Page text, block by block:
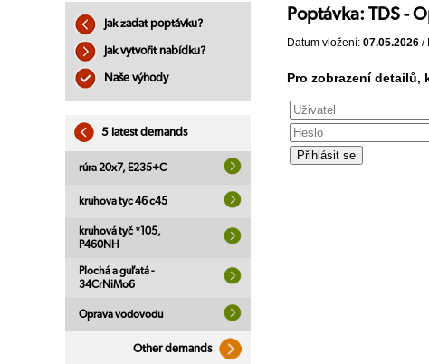
Jak zadat poptávku?
Jak vytvořit nabídku?
Naše výhody
5 latest demands
rúra 20x7, E235+C
kruhova tyc 46 c45
kruhová tyč *105,
P460NH
Plochá a guľatá -
34CrNiMo6
Oprava vodovodu
Other demands
Poptávka: TDS -
Datum vložení: 07.05.2026 /
Pro zobrazení